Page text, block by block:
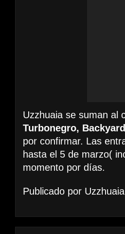
Uzzhuaia se suman al
Turbonegro,
por confirmar. Las
hasta el 5 de marzo(
momento por días.
Publicado por Uzzhuaia